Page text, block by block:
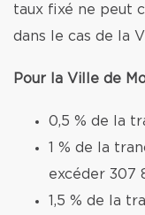
taux fixé ne peut
dans le cas de la
Pour la Ville de
0,5 % de la
1 % de la
excéder 307
1,5 % de la